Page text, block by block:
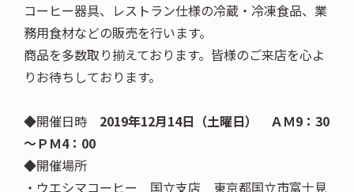
コーヒー器具、レストラン仕様の冷蔵・冷凍食品、業
務用食材などの販売を行います。
商品を多数取り揃えております。皆様のご来店を心よ
りお待ちしております。
◆開催日時 2019年12月14日（土曜日） ＡＭ9：30
～ＰＭ4：00
◆開催場所
・ウエシマコーヒー 国立支店 東京都国立市富士見